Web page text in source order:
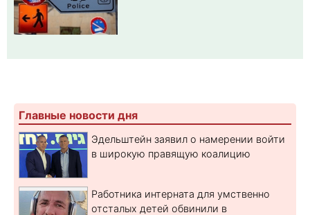
Главные новости дня
Эдельштейн заявил о намерении войти
в широкую правящую коалицию
Работника интерната для умственно
отсталых детей обвинили в